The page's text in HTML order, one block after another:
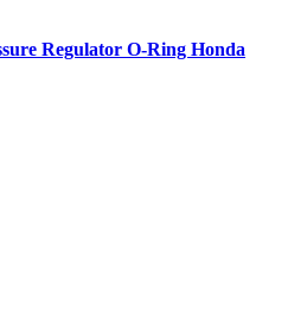
Regulator O-Ring Honda